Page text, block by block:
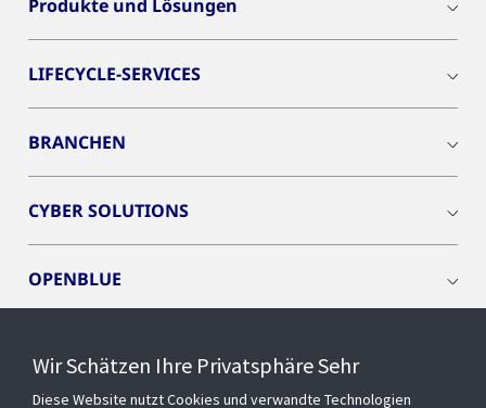
Produkte und Lösungen
LIFECYCLE-SERVICES
BRANCHEN
CYBER SOLUTIONS
OPENBLUE
Wir Schätzen Ihre Privatsphäre Sehr
Diese Website nutzt Cookies und verwandte Technologien